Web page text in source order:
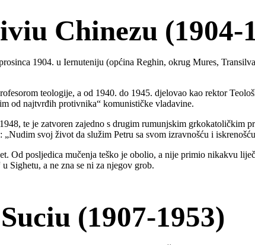
Chinezu (1904-
1904. u Iernuteniju (općina Reghin, okrug Mures,
teologije, a od 1940. do 1945. djelovao kao rektor
od najtvrđih protivnika“ komunističke vladavine.
te je zatvoren zajedno s drugim rumunjskim grkokatoličkim
svoj život da služim Petru sa svom izravnošću i
Od posljedica mučenja teško je obolio, a nije primio nikakvu
Sighetu, a ne zna se ni za njegov grob.
(1907-1953)